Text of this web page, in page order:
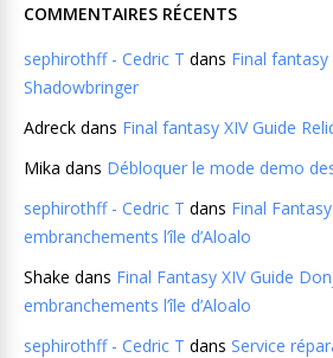
COMMENTAIRES RÉCENTS
sephirothff - Cedric T dans Final fantasy
Shadowbringer
Adreck dans Final fantasy XIV Guide
Mika dans Débloquer le mode demo
sephirothff - Cedric T dans Final
embranchements l’île d’Aloalo
Shake dans Final Fantasy XIV Guide
embranchements l’île d’Aloalo
sephirothff - Cedric T dans Service